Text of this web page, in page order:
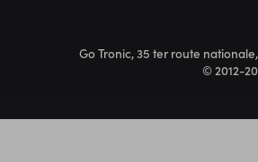
Go Tronic, 35 ter route
© 2012-